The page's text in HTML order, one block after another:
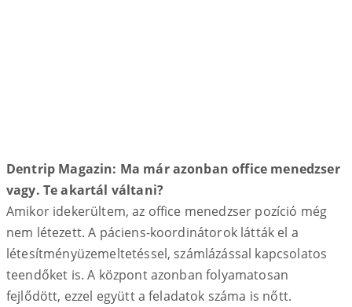
Dentrip Magazin: Ma már azonban office menedzser
vagy. Te akartál váltani?
Amikor idekerültem, az office menedzser pozíció még
nem létezett. A páciens-koordinátorok látták el a
létesítményüzemeltetéssel, számlázással kapcsolatos
teendőket is. A központ azonban folyamatosan
fejlődött, ezzel együtt a feladatok száma is nőtt.